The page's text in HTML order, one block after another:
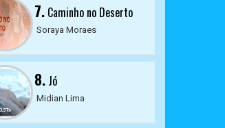
7.Caminho no Deserto
Soraya Moraes
8.Jó
Midian Lima